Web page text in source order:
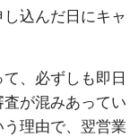
込んだ日にキャ
、必ずしも即日
が混みあってい
理由で、翌営業